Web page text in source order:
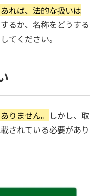
れば、法的な扱いは
るか、名称をどうする
てください。
りません。 しかし、取
されている必要があり